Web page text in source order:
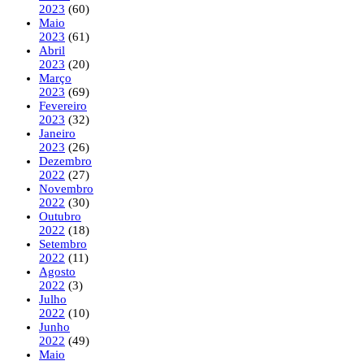
2023 (60)
Maio
2023 (61)
Abril
2023 (20)
Março
2023 (69)
Fevereiro
2023 (32)
Janeiro
2023 (26)
Dezembro
2022 (27)
Novembro
2022 (30)
Outubro
2022 (18)
Setembro
2022 (11)
Agosto
2022 (3)
Julho
2022 (10)
Junho
2022 (49)
Maio